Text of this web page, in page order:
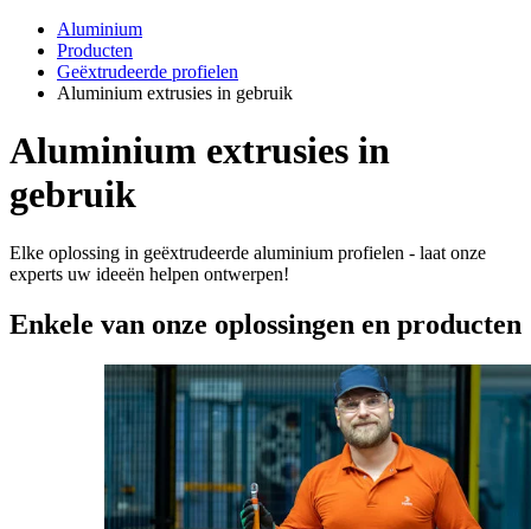
Aluminium
Producten
Geëxtrudeerde profielen
Aluminium extrusies in gebruik
Aluminium extrusies in
gebruik
Elke oplossing in geëxtrudeerde aluminium profielen - laat onze
experts uw ideeën helpen ontwerpen!
Enkele van onze oplossingen en producten